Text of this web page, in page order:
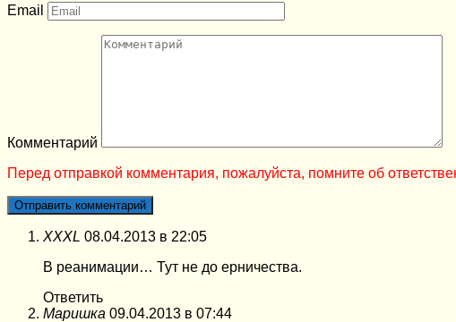
Email
Комментарий
Перед отправкой комментария, пожалуйста, помните об
XXXL 08.04.2013 в 22:05
В реанимации… Тут не до eрничeства.
Ответить
Маришка 09.04.2013 в 07:44